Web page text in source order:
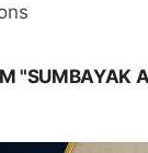
"SUMBAYAK